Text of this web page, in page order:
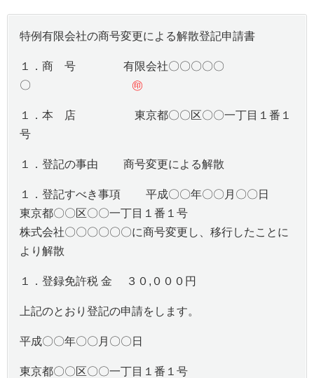
特例有限会社の商号変更による解散登記申請書
１．商 号 有限会社〇〇〇〇〇
〇 ㊞
１．本 店 東京都〇〇区〇〇一丁目１番１
号
１．登記の事由 商号変更による解散
１．登記すべき事項 平成〇〇年〇〇月〇〇日
東京都〇〇区〇〇一丁目１番１号
株式会社〇〇〇〇〇〇に商号変更し、移行したことに
より解散
１．登録免許税 金 ３０,０００円
上記のとおり登記の申請をします。
平成〇〇年〇〇月〇〇日
東京都〇〇区〇〇一丁目１番１号